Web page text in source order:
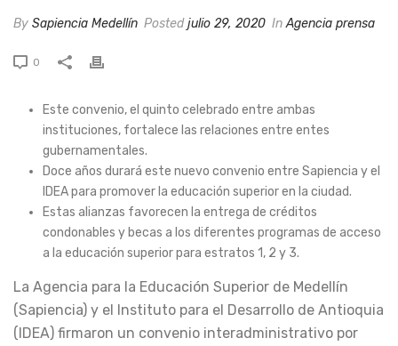
By Sapiencia Medellín Postedjulio 29, 2020 InAgencia prensa
0
Este convenio, el quinto celebrado entre ambas
instituciones, fortalece las relaciones entre entes
gubernamentales.
Doce años durará este nuevo convenio entre Sapiencia y el
IDEA para promover la educación superior en la ciudad.
Estas alianzas favorecen la entrega de créditos
condonables y becas a los diferentes programas de acceso
a la educación superior para estratos 1, 2 y 3.
La Agencia para la Educación Superior de Medellín
(Sapiencia) y el Instituto para el Desarrollo de Antioquia
(IDEA) firmaron un convenio interadministrativo por